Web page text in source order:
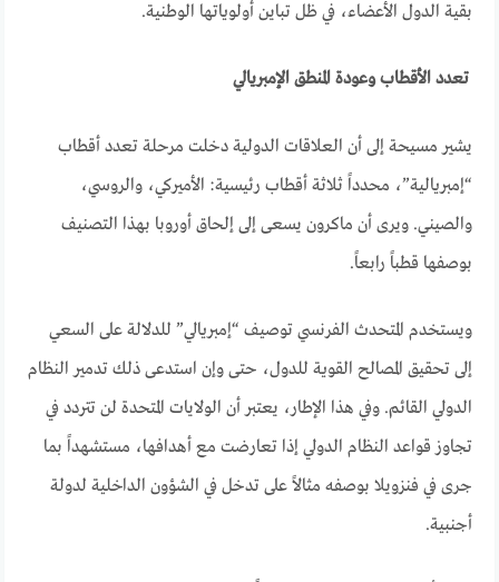
بقية الدول الأعضاء، في ظل تباين أولوياتها الوطنية.
تعدد الأقطاب وعودة المنطق الإمبريالي
يشير مسيحة إلى أن العلاقات الدولية دخلت مرحلة تعدد أقطاب
“إمبريالية”، محدداً ثلاثة أقطاب رئيسية: الأميركي، والروسي،
والصيني. ويرى أن ماكرون يسعى إلى إلحاق أوروبا بهذا التصنيف
بوصفها قطباً رابعاً.
ويستخدم المتحدث الفرنسي توصيف “إمبريالي” للدلالة على السعي
إلى تحقيق المصالح القوية للدول، حتى وإن استدعى ذلك تدمير النظام
الدولي القائم. وفي هذا الإطار، يعتبر أن الولايات المتحدة لن تتردد في
تجاوز قواعد النظام الدولي إذا تعارضت مع أهدافها، مستشهداً بما
جرى في فنزويلا بوصفه مثالاً على تدخل في الشؤون الداخلية لدولة
أجنبية.